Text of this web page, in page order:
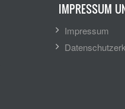
IMPRESSUM
Impressum